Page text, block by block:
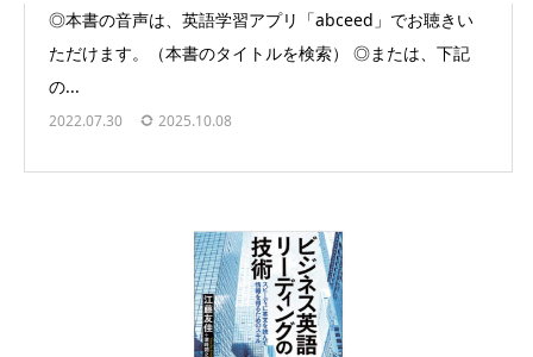
◎本書の音声は、英語学習アプリ「abceed」でお聴きい
ただけます。（本書のタイトルを検索） ◎または、下記
の...
2022.07.30 2025.10.08